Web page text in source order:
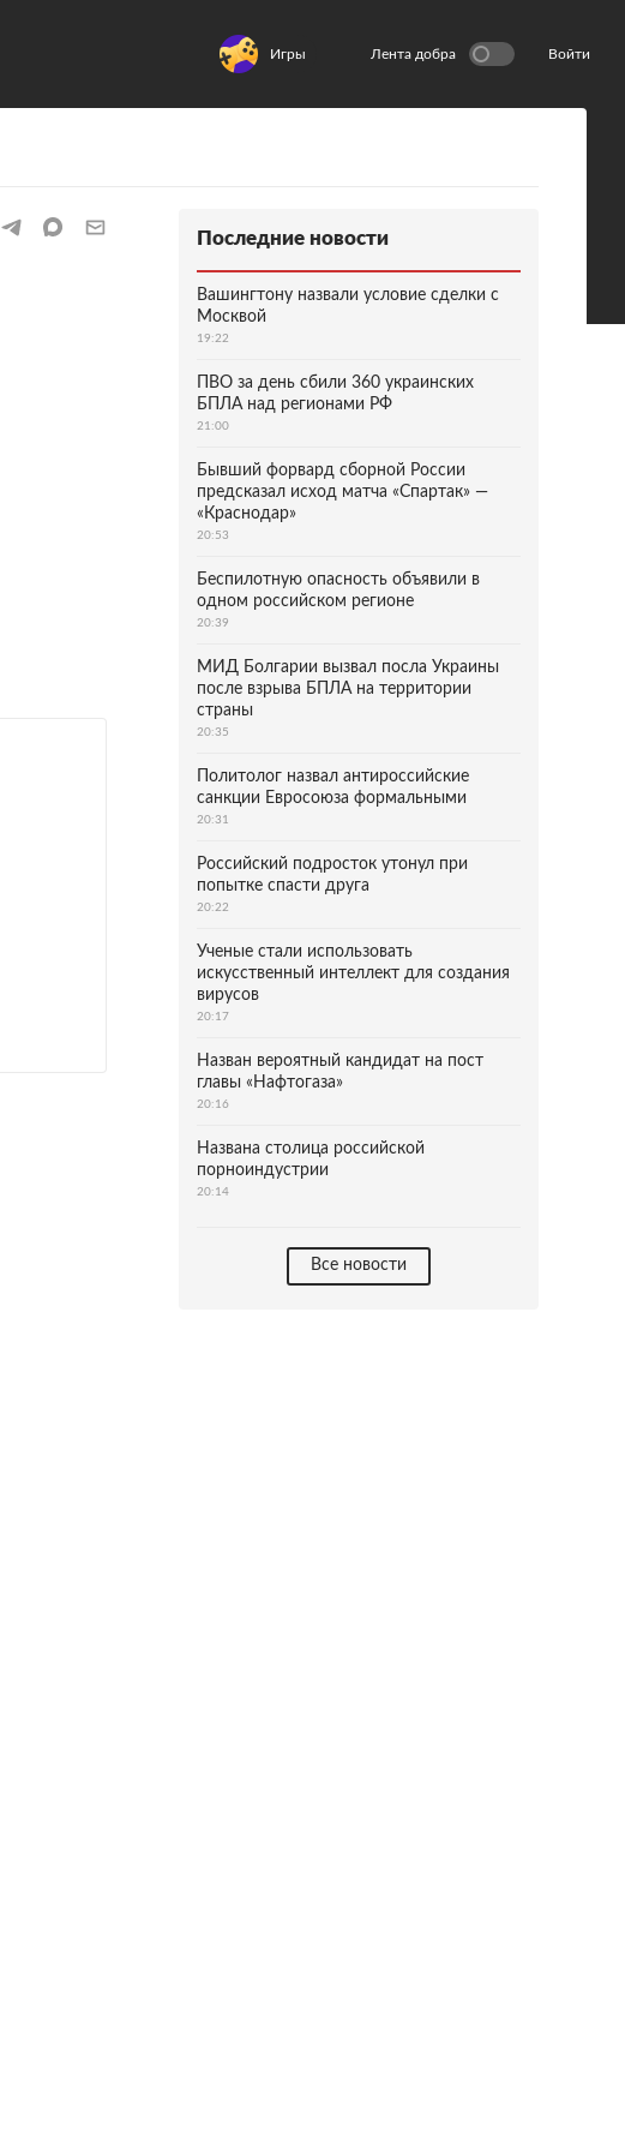
Игры Лента добра Войти
Последние новости
Вашингтону назвали условие сделки с
Москвой
19:22
ПВО за день сбили 360 украинских
БПЛА над регионами РФ
21:00
Бывший форвард сборной России
предсказал исход матча «Спартак» —
«Краснодар»
20:53
Беспилотную опасность объявили в
одном российском регионе
20:39
МИД Болгарии вызвал посла Украины
после взрыва БПЛА на территории
страны
20:35
Политолог назвал антироссийские
санкции Евросоюза формальными
20:31
Российский подросток утонул при
попытке спасти друга
20:22
Ученые стали использовать
искусственный интеллект для создания
вирусов
20:17
Назван вероятный кандидат на пост
главы «Нафтогаза»
20:16
Названа столица российской
порноиндустрии
20:14
Все новости